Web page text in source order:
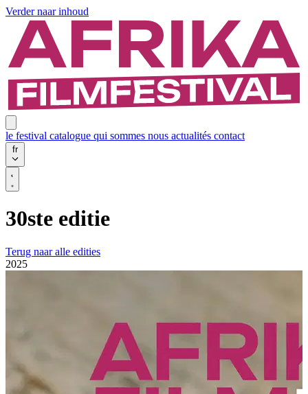
Verder naar inhoud
le festival catalogue qui sommes nous actualités contact
fr
30ste editie
Terug naar alle edities
2025